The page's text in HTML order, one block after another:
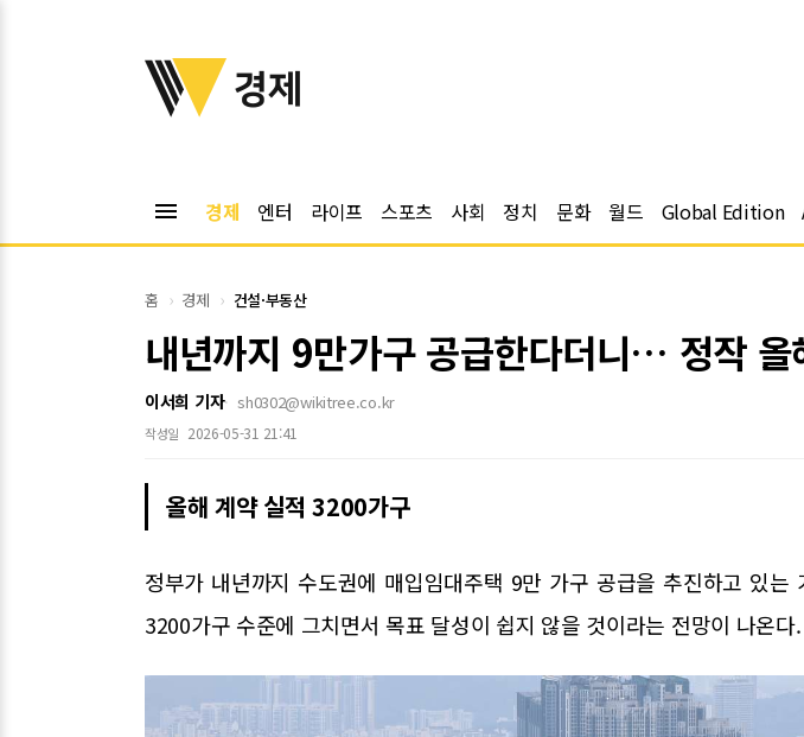
위키트리
경제
menu 경제 엔터 라이프 스포츠 사회 정치 문화 월드 Global Edition
홈 경제 건설·부동산
내년까지 9만가구 공급한다더니… 정작
이서희 기자 sh0302@wikitree.co.kr
작성일 2026-05-31 21:41
올해 계약 실적 3200가구
정부가 내년까지 수도권에 매입임대주택 9만 가구 공급을 추진하고 있는
3200가구 수준에 그치면서 목표 달성이 쉽지 않을 것이라는 전망이 나온다.